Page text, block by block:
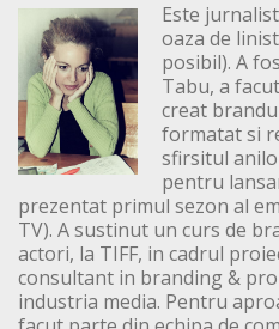
Este
oaza de
posibil). A
Tabu, a
creat
formatat si
sfirsitul
pentru
prezentat primul sezon al
TV). A sustinut un curs de
actori, la TIFF, in cadrul
consultant in branding &
industria media. Pentru